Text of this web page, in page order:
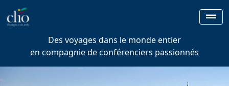
Des voyages dans le monde entier
en compagnie de conférenciers passionnés